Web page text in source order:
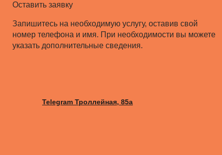
Оставить заявку
Запишитесь на необходимую услугу, оставив свой
номер телефона и имя. При необходимости вы можете
указать дополнительные сведения.
Telegram Троллейная, 85а